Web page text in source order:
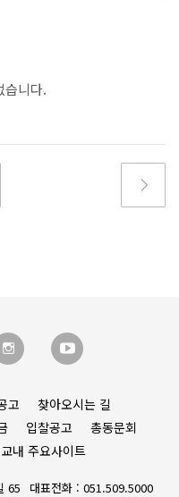
습니다.
고
찾아오시는 길
입찰공고
총동문회
교내 주요사이트
65
대표전화 : 051.509.5000